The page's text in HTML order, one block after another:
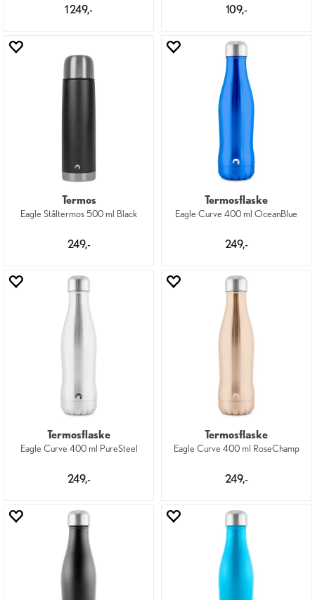
1 249,-
109,-
Termos
Eagle Ståltermos 500 ml Black
249,-
Termosflaske
Eagle Curve 400 ml OceanBlue
249,-
Termosflaske
Eagle Curve 400 ml PureSteel
249,-
Termosflaske
Eagle Curve 400 ml RoseChamp
249,-